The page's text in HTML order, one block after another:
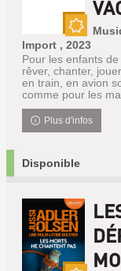
Nouveauté
Import , 2023
Pour les enfants
rêver, chanter,
en train, en avion
comme pour les
Plus d'infos
Disponible